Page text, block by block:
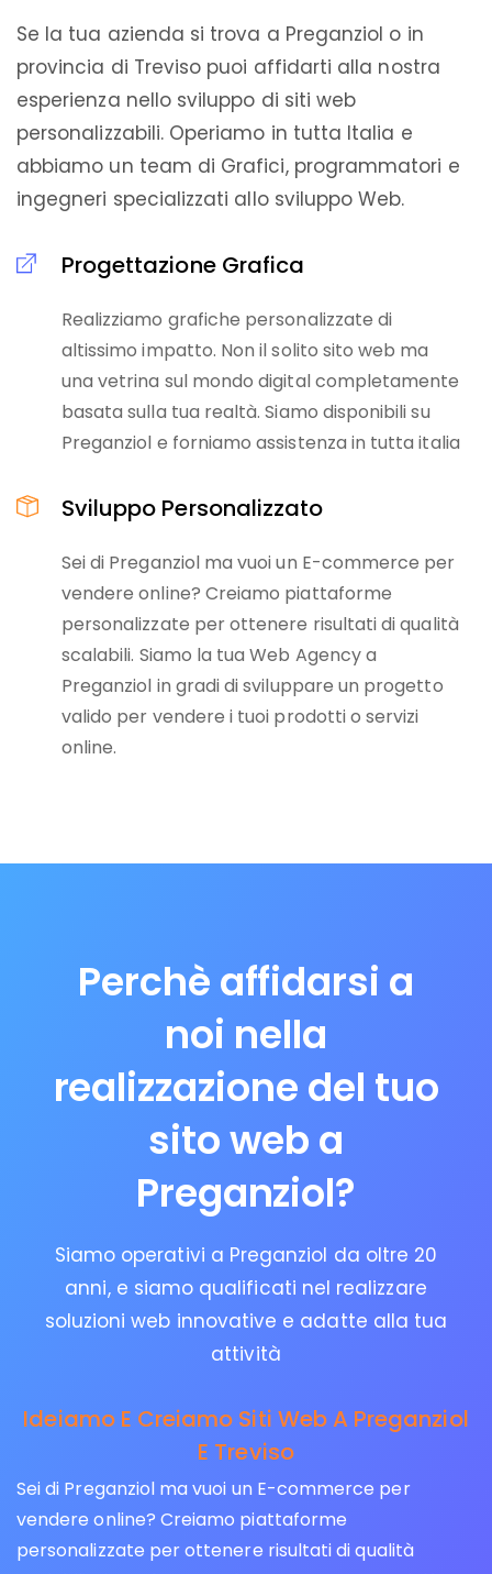
Se la tua azienda si trova a Preganziol o in
provincia di Treviso puoi affidarti alla nostra
esperienza nello sviluppo di siti web
personalizzabili. Operiamo in tutta Italia e
abbiamo un team di Grafici, programmatori e
ingegneri specializzati allo sviluppo Web.
Progettazione Grafica
Realizziamo grafiche personalizzate di
altissimo impatto. Non il solito sito web ma
una vetrina sul mondo digital completamente
basata sulla tua realtà. Siamo disponibili su
Preganziol e forniamo assistenza in tutta italia
Sviluppo Personalizzato
Sei di Preganziol ma vuoi un E-commerce per
vendere online? Creiamo piattaforme
personalizzate per ottenere risultati di qualità
scalabili. Siamo la tua Web Agency a
Preganziol in gradi di sviluppare un progetto
valido per vendere i tuoi prodotti o servizi
online.
Perchè affidarsi a
noi nella
realizzazione del tuo
sito web a
Preganziol?
Siamo operativi a Preganziol da oltre 20
anni, e siamo qualificati nel realizzare
soluzioni web innovative e adatte alla tua
attività
Ideiamo E Creiamo Siti Web A Preganziol
E Treviso
Sei di Preganziol ma vuoi un E-commerce per
vendere online? Creiamo piattaforme
personalizzate per ottenere risultati di qualità